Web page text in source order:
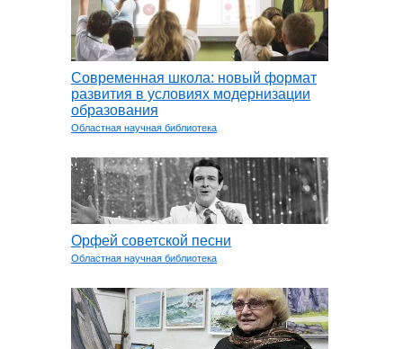
Современная школа: новый формат
развития в условиях модернизации
образования
Областная научная библиотека
Орфей советской песни
Областная научная библиотека